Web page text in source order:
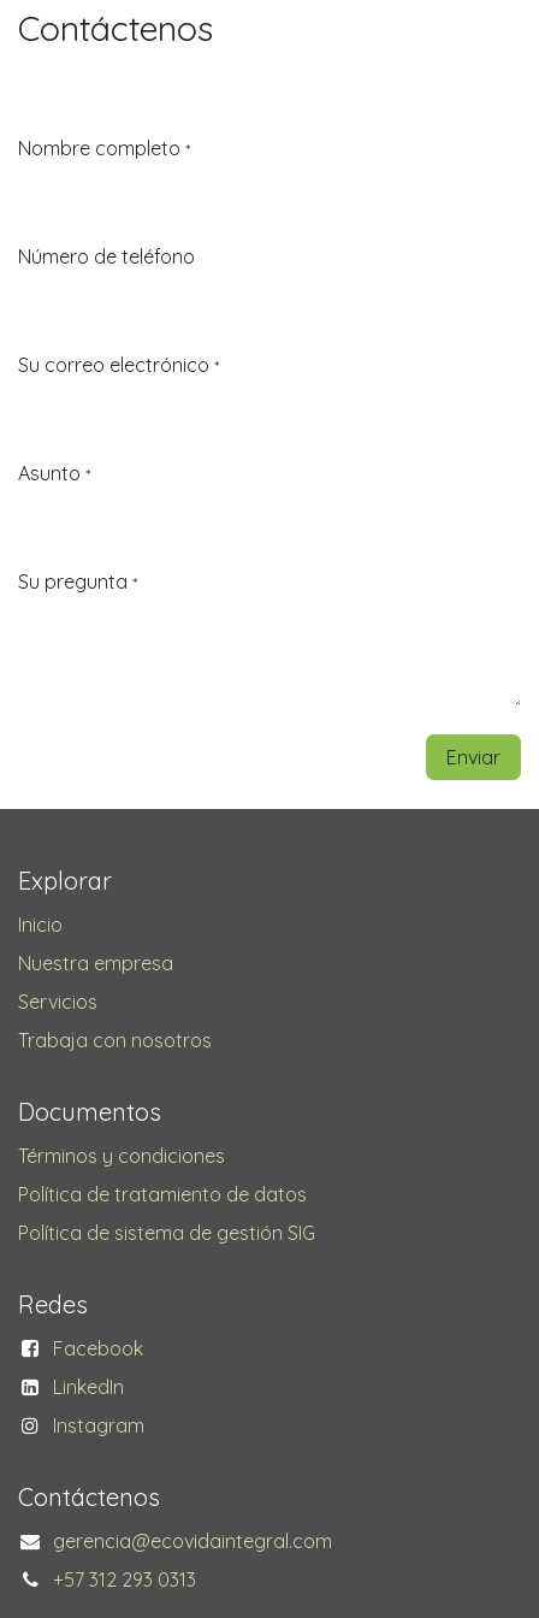
Contáctenos
Nombre completo *
Número de teléfono
Su correo electrónico *
Asunto *
Su pregunta *
Enviar
Explorar
Inicio
Nuestra empresa
Servicios
Trabaja con nosotros
Documentos
Términos y condiciones
Política de tratamiento de datos
Política de sistema de gestión SIG
Redes
Facebook
LinkedIn
Instagram
Contáctenos
gerencia@ecovidaintegral.com
+57 312 293 0313